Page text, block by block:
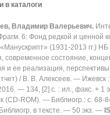
в каталоги
Владимир Валерьевич.
6: Фонд редкой и ценной
(1931-2013 гг.)
современное состояние,
и ее реализация,
/ В. В. Алексеев. — Ижевск :
— 134, [2] с. : ил., факс. + 1
(CD-ROM). — Библиогр.: с. 68-
в тексте. — 50 экз. —